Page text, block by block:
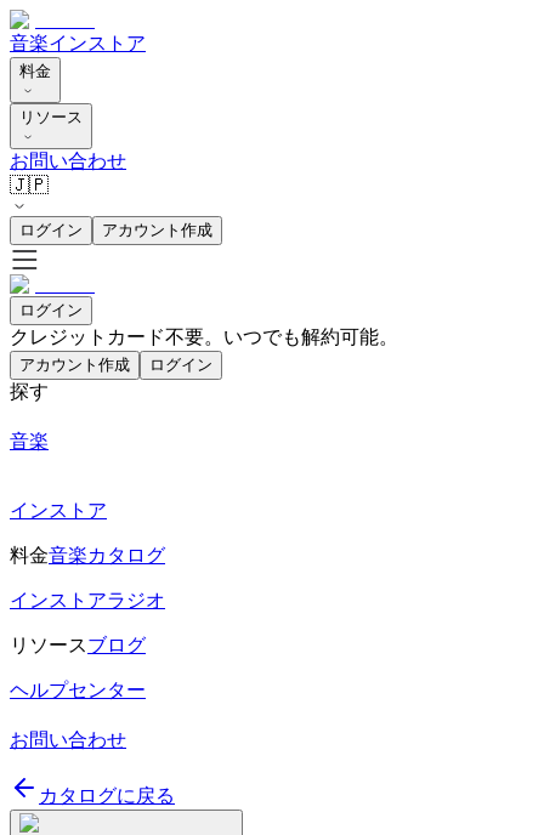
音楽インストア
料金
リソース
お問い合わせ
🇯🇵
ログイン アカウント作成
ログイン
クレジットカード不要。いつでも解約可能。
アカウント作成 ログイン
探す
音楽
インストア
料金音楽カタログ
インストアラジオ
リソースブログ
ヘルプセンター
お問い合わせ
カタログに戻る